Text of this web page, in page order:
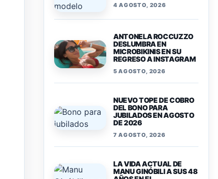
4 AGOSTO, 2026
ANTONELA ROCCUZZO
DESLUMBRA EN
MICROBIKINIS EN SU
REGRESO A INSTAGRAM
5 AGOSTO, 2026
NUEVO TOPE DE COBRO
DEL BONO PARA
JUBILADOS EN AGOSTO
DE 2026
7 AGOSTO, 2026
LA VIDA ACTUAL DE
MANU GINÓBILI A SUS 48